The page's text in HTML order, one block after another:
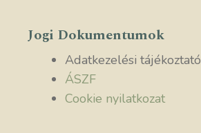
Jogi Dokumentumok
Adatkezelési tájékoztató
ÁSZF
Cookie nyilatkozat